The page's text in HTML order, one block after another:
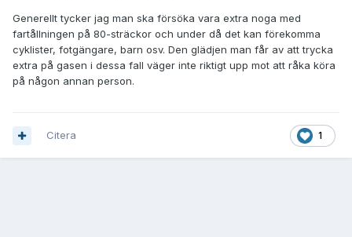
Generellt tycker jag man ska försöka vara extra noga med
fartållningen på 80-sträckor och under då det kan förekomma
cyklister, fotgängare, barn osv. Den glädjen man får av att trycka
extra på gasen i dessa fall väger inte riktigt upp mot att råka köra
på någon annan person.
1
Citera